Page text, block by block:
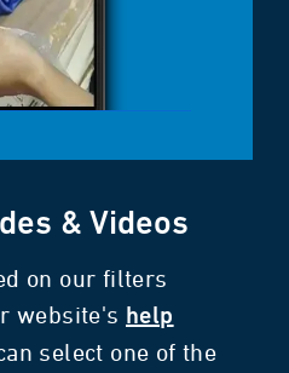
& Videos
on our filters
website's help
select one of the